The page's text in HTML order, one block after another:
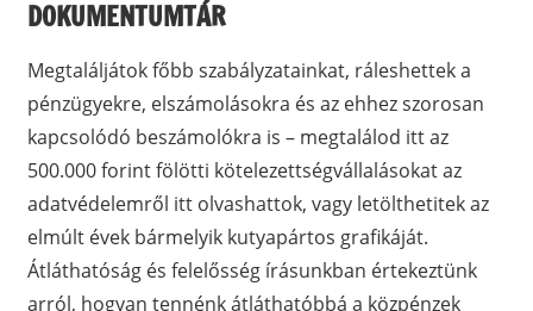
DOKUMENTUMTÁR
Megtaláljátok főbb szabályzatainkat, ráleshettek a
pénzügyekre, elszámolásokra és az ehhez szorosan
kapcsolódó beszámolókra is – megtalálod itt az
500.000 forint fölötti kötelezettségvállalásokat az
adatvédelemről itt olvashattok, vagy letölthetitek az
elmúlt évek bármelyik kutyapártos grafikáját.
Átláthatóság és felelősség írásunkban értekeztünk
arról, hogyan tennénk átláthatóbbá a közpénzek